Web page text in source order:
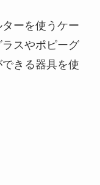
ーを使うケー
スやポピーグ
きる器具を使